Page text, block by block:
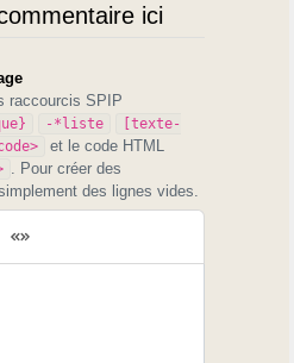
ici
raccourcis SPIP
-*liste
[texte-
et le code HTML
. Pour créer des
des lignes vides.